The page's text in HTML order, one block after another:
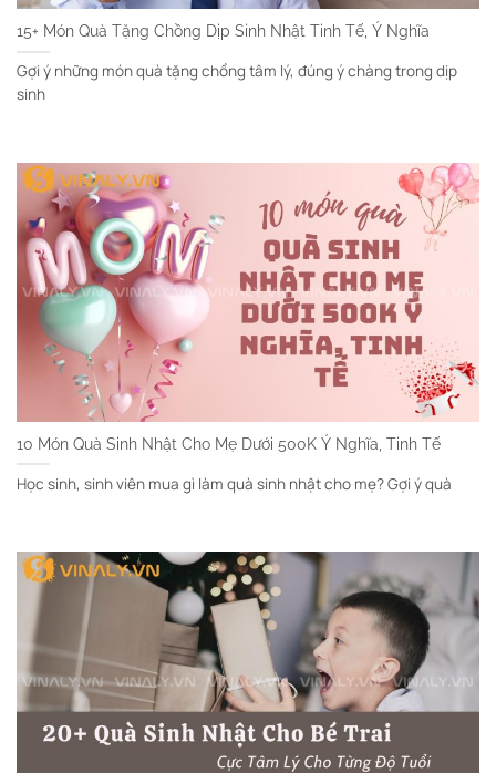
15+ Món Quà Tặng Chồng Dịp Sinh Nhật Tinh Tế, Ý Nghĩa
Gợi ý những món quà tặng chồng tâm lý, đúng ý chàng trong dịp
sinh
10 Món Quà Sinh Nhật Cho Mẹ Dưới 500K Ý Nghĩa, Tinh Tế
Học sinh, sinh viên mua gì làm quà sinh nhật cho mẹ? Gợi ý quà